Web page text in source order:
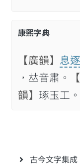
康熙字典
【廣韻】 息
，𠀤音肅。
韻】 琢玉工
古今文字集成